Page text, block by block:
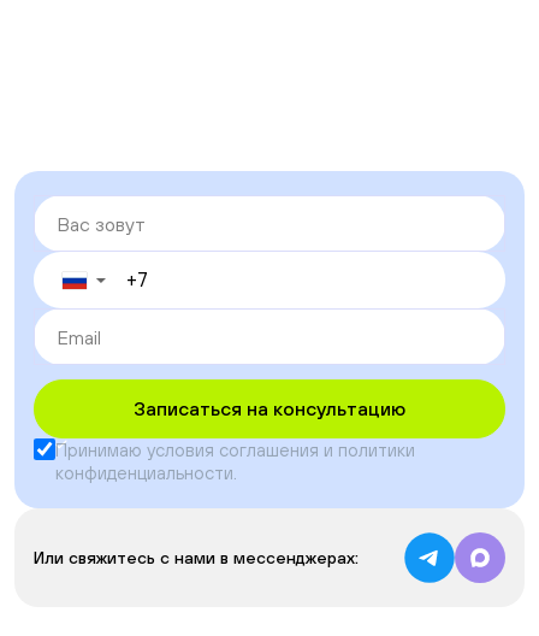
▼
Записаться на консультацию
Принимаю условия соглашения и политики
конфиденциальности.
Или свяжитесь с нами в мессенджерах: